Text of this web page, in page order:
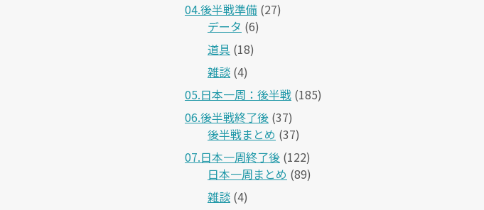
04.後半戦準備 (27)
データ (6)
道具 (18)
雑談 (4)
05.日本一周：後半戦 (185)
06.後半戦終了後 (37)
後半戦まとめ (37)
07.日本一周終了後 (122)
日本一周まとめ (89)
雑談 (4)